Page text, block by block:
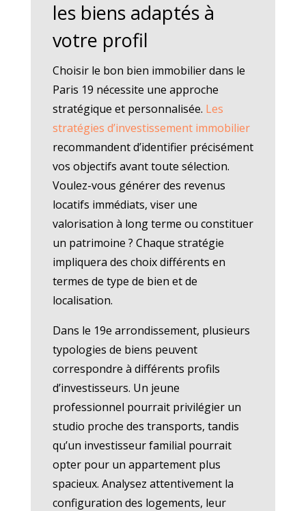
les biens adaptés à
votre profil
Choisir le bon bien immobilier dans le
Paris 19 nécessite une approche
stratégique et personnalisée. Les
stratégies d’investissement immobilier
recommandent d’identifier précisément
vos objectifs avant toute sélection.
Voulez-vous générer des revenus
locatifs immédiats, viser une
valorisation à long terme ou constituer
un patrimoine ? Chaque stratégie
impliquera des choix différents en
termes de type de bien et de
localisation.
Dans le 19e arrondissement, plusieurs
typologies de biens peuvent
correspondre à différents profils
d’investisseurs. Un jeune
professionnel pourrait privilégier un
studio proche des transports, tandis
qu’un investisseur familial pourrait
opter pour un appartement plus
spacieux. Analysez attentivement la
configuration des logements, leur